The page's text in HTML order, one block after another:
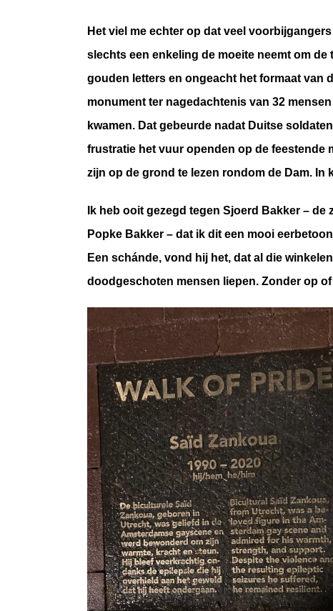
Het viel me echter op dat veel
slechts een enkeling de moeite neemt om
gouden letters en ongeacht het formaat van
monument ter nagedachtenis van 32
kwamen. Dat gebeurde nadat Duitse
frustratie het vuur openden op de feestende
zijn op de grond te lezen rondom de Dam.
Ik heb ooit gezegd tegen Sjoerd Bakker –
Popke Bakker – dat ik dit een mooi
Een schánde, vond hij het, dat al die
doodgeschoten mensen liepen. Zonder op